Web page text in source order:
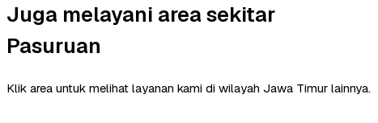
Juga melayani area sekitar
Pasuruan
Klik area untuk melihat layanan kami di wilayah Jawa Timur lainnya.